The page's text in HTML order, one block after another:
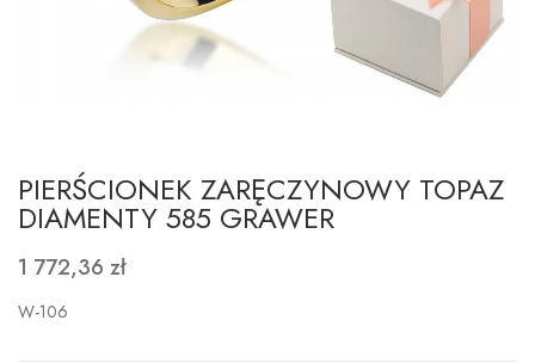
PIERŚCIONEK ZARĘCZYNOWY TOPAZ
DIAMENTY 585 GRAWER
1 772,36 zł
W-106